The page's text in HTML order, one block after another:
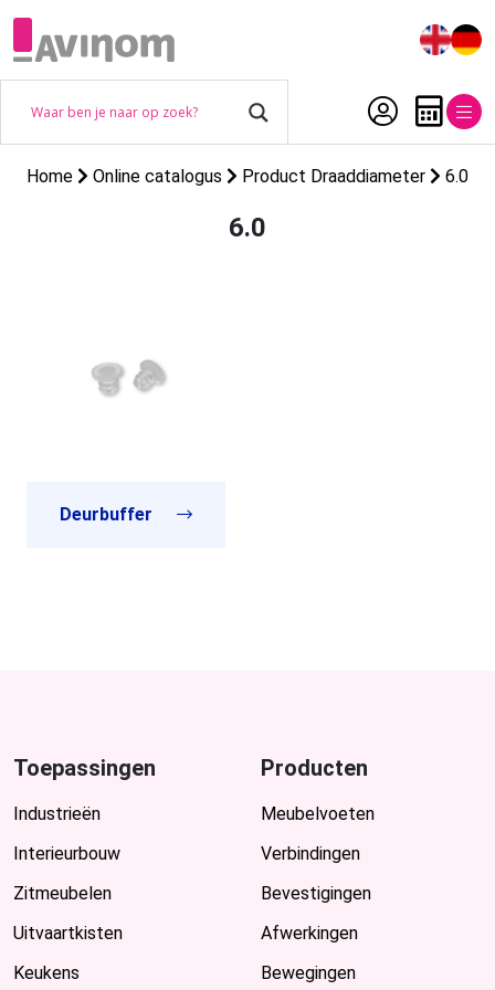
Home Online catalogus Product Draaddiameter 6.0
6.0
Deurbuffer
Toepassingen
Industrieën
Interieurbouw
Zitmeubelen
Uitvaartkisten
Keukens
Producten
Meubelvoeten
Verbindingen
Bevestigingen
Afwerkingen
Bewegingen